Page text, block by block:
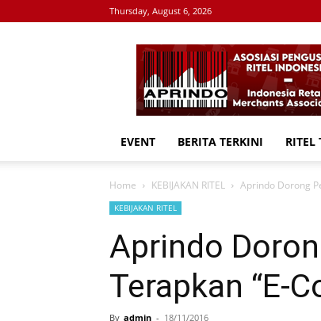
Thursday, August 6, 2026
APRINDO
EVENT BERITA TERKINI RITEL
Home KEBIJAKAN RITEL Aprindo Dorong
KEBIJAKAN RITEL
Aprindo
Terapkan “E-
By admin - 18/11/2016